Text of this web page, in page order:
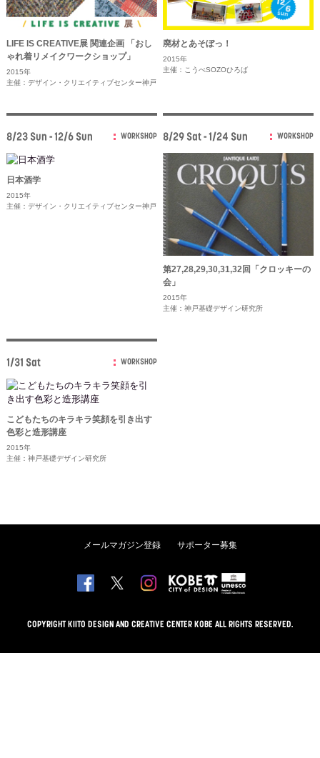
LIFE IS CREATIVE展 関連企画 「おし
ゃれ着リメイクワークショップ」
2015年
主催：デザイン・クリエイティブセンター神戸
廃材とあそぼっ！
2015年
主催：こうべSOZOひろば
8/23 Sun - 12/6 Sun WORKSHOP
日本酒学
2015年
主催：デザイン・クリエイティブセンター神戸
8/29 Sat - 1/24 Sun WORKSHOP
第27,28,29,30,31,32回「クロッキーの
会」
2015年
主催：神戸基礎デザイン研究所
1/31 Sat WORKSHOP
こどもたちのキラキラ笑顔を引き出す
色彩と造形講座
2015年
主催：神戸基礎デザイン研究所
メールマガジン登録 サポーター募集
COPYRIGHT KIITO DESIGN AND CREATIVE CENTER KOBE ALL RIGHTS RESERVED.